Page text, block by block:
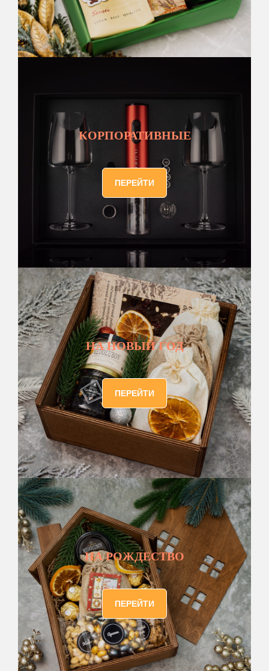
КОРПОРАТИВНЫЕ
ПЕРЕЙТИ
НА НОВЫЙ ГОД
ПЕРЕЙТИ
НА РОЖДЕСТВО
ПЕРЕЙТИ